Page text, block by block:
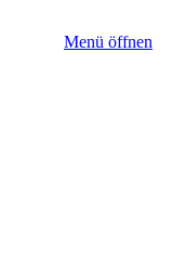
Menü öffnen